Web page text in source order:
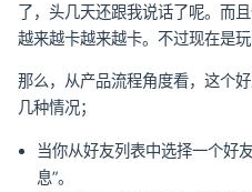
了，头几天还跟我说话了呢。而
越来越卡越来越卡。不过现在是玩
那么，从产品流程角度看，这个
几种情况；
当你从好友列表中选择一个好
息”。